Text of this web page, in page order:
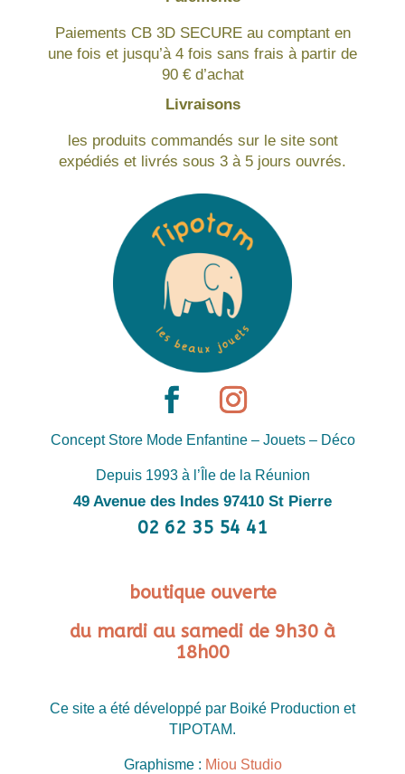
Paiements CB 3D SECURE au comptant en
une fois et jusqu’à 4 fois sans frais à partir de
90 € d’achat
Livraisons
les produits commandés sur le site sont
expédiés et livrés sous 3 à 5 jours ouvrés.
Concept Store Mode Enfantine – Jouets – Déco
Depuis 1993 à l’Île de la Réunion
49 Avenue des Indes 97410 St Pierre
02 62 35 54 41
boutique ouverte
du mardi au samedi de 9h30 à
18h00
Ce site a été développé par Boiké Production et
TIPOTAM.
Graphisme : Miou Studio